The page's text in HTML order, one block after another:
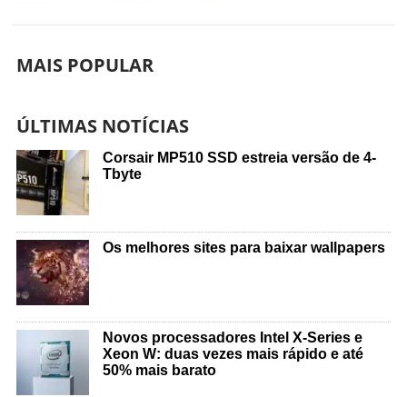
MAIS POPULAR
ÚLTIMAS NOTÍCIAS
Corsair MP510 SSD estreia versão de 4-
Tbyte
Os melhores sites para baixar wallpapers
Novos processadores Intel X-Series e
Xeon W: duas vezes mais rápido e até
50% mais barato